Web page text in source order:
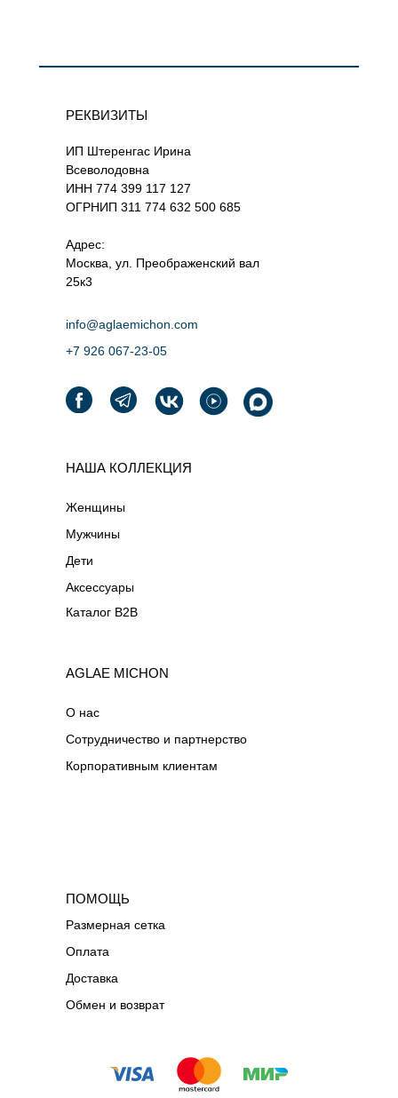
Размерная сетка
ПОМОЩЬ
Оплата
Женщины
О нас
НАША КОЛЛЕКЦИЯ
AGLAE MICHON
+7 926 067-23-05‬
Мужчины
Дети
Аксессуары
Доставка
Сотрудничество и партнерство
Корпоративным клиентам
ИП Штеренгас Ирина
Всеволодовна
ИНН 774 399 117 127
ОГРНИП 311 774 632 500 685
Адрес:
Москва, ул. Преображенский вал
25к3
Обмен и возврат
info@aglaemichon.com
РЕКВИЗИТЫ
Каталог B2B